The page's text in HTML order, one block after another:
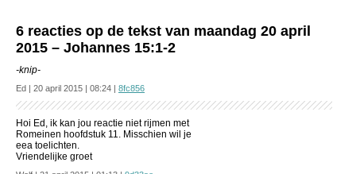
6 reacties op de tekst van maandag 20 april
2015 – Johannes 15:1-2
-knip-
Ed | 20 april 2015 | 08:24 | 8fc856
Hoi Ed, ik kan jou reactie niet rijmen met
Romeinen hoofdstuk 11. Misschien wil je
eea toelichten.
Vriendelijke groet